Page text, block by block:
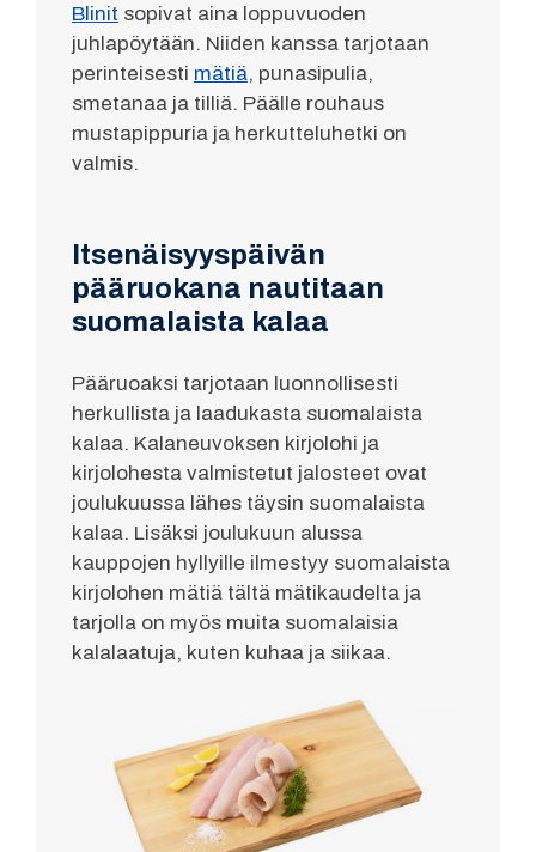
Blinit sopivat aina loppuvuoden
juhlapöytään. Niiden kanssa tarjotaan
perinteisesti mätiä, punasipulia,
smetanaa ja tilliä. Päälle rouhaus
mustapippuria ja herkutteluhetki on
valmis.
Itsenäisyyspäivän
pääruokana nautitaan
suomalaista kalaa
Pääruoaksi tarjotaan luonnollisesti
herkullista ja laadukasta suomalaista
kalaa. Kalaneuvoksen kirjolohi ja
kirjolohesta valmistetut jalosteet ovat
joulukuussa lähes täysin suomalaista
kalaa. Lisäksi joulukuun alussa
kauppojen hyllyille ilmestyy suomalaista
kirjolohen mätiä tältä mätikaudelta ja
tarjolla on myös muita suomalaisia
kalalaatuja, kuten kuhaa ja siikaa.